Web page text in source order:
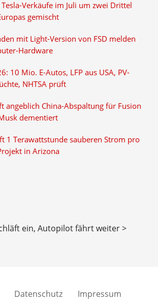
Verkäufe im Juli um zwei Drittel
gemischt
mit Light-Version von FSD melden
Hardware
10 Mio. E-Autos, LFP aus USA, PV-
NHTSA prüft
angeblich China-Abspaltung für Fusion
dementiert
1 Terawattstunde sauberen Strom pro
in Arizona
ein, Autopilot fährt weiter >
Datenschutz Impressum